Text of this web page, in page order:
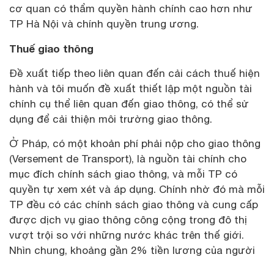
cơ quan có thẩm quyền hành chính cao hơn như
TP Hà Nội và chính quyền trung ương.
Thuế giao thông
Đề xuất tiếp theo liên quan đến cải cách thuế hiện
hành và tôi muốn đề xuất thiết lập một nguồn tài
chính cụ thể liên quan đến giao thông, có thể sử
dụng để cải thiện môi trường giao thông.
Ở Pháp, có một khoản phí phải nộp cho giao thông
(Versement de Transport), là nguồn tài chính cho
mục đích chính sách giao thông, và mỗi TP có
quyền tự xem xét và áp dụng. Chính nhờ đó mà mỗi
TP đều có các chính sách giao thông và cung cấp
được dịch vụ giao thông công cộng trong đô thị
vượt trội so với những nước khác trên thế giới.
Nhìn chung, khoảng gần 2% tiền lương của người